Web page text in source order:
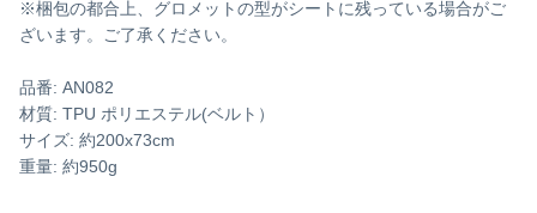
※梱包の都合上、グロメットの型がシートに残っている場合がご
ざいます。ご了承ください。
品番: AN082
材質: TPU ポリエステル(ベルト）
サイズ: 約200x73cm
重量: 約950g